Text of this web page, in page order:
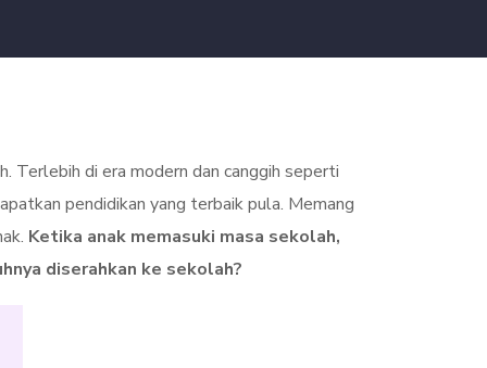
Terlebih di era modern dan canggih seperti
pendidikan yang terbaik pula. Memang
Ketika anak memasuki masa sekolah,
diserahkan ke sekolah?